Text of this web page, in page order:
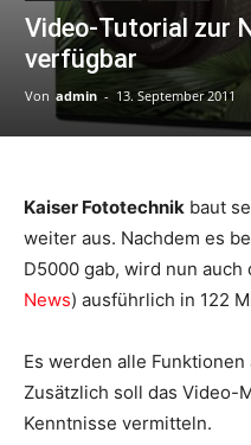
Video-Tutorial zur
verfügbar
Von admin - 13. September 2011
Kaiser Fototechnik baut
weiter aus. Nachdem es
D5000 gab, wird nun auch
News) ausführlich in 122
Es werden alle
Zusätzlich soll das Video-
Kenntnisse vermitteln.